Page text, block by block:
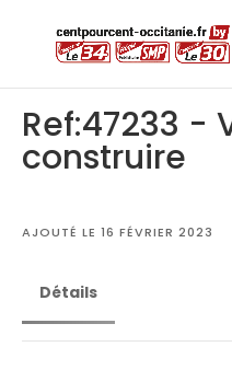
Ref:47233 -
construire
AJOUTÉ LE 16 FÉVRIER 2023
Détails